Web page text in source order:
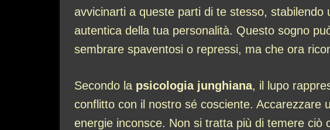
avvicinarti a queste parti di te stesso,
autentica della tua personalità. Questo sogno
sembrare spaventosi o repressi, ma che ora
Secondo la psicologia junghiana, il lupo
conflitto con il nostro sé cosciente. Accarezzare
energie inconsce. Non si tratta più di temere